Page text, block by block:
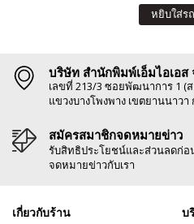
หยิบใส่ร
บริษัท สำนักพิมพ์เอ็มไอเอส
เลขที่ 213/3 ซอยพัฒนาการ 1 (
แขวงบางโพงพาง เขตยานนาวา
สมัครสมาชิกจดหมายข่าว
รับสิทธิประโยชน์และส่วนลดก่อ
จดหมายข่าวกับเรา
เกี่ยวกับร้าน บ